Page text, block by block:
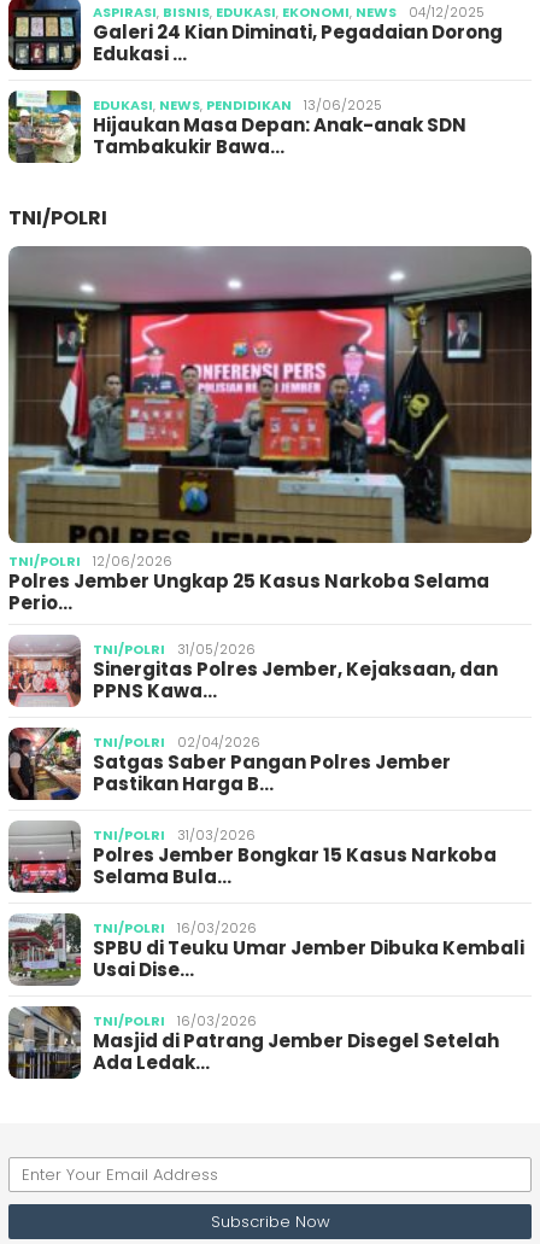
ASPIRASI, BISNIS, EDUKASI, EKONOMI, NEWS 04/12/2025
Galeri 24 Kian Diminati, Pegadaian Dorong
Edukasi …
EDUKASI, NEWS, PENDIDIKAN 13/06/2025
Hijaukan Masa Depan: Anak-anak SDN
Tambakukir Bawa…
TNI/POLRI
TNI/POLRI 12/06/2026
Polres Jember Ungkap 25 Kasus Narkoba Selama
Perio…
TNI/POLRI 31/05/2026
Sinergitas Polres Jember, Kejaksaan, dan
PPNS Kawa…
TNI/POLRI 02/04/2026
Satgas Saber Pangan Polres Jember
Pastikan Harga B…
TNI/POLRI 31/03/2026
Polres Jember Bongkar 15 Kasus Narkoba
Selama Bula…
TNI/POLRI 16/03/2026
SPBU di Teuku Umar Jember Dibuka Kembali
Usai Dise…
TNI/POLRI 16/03/2026
Masjid di Patrang Jember Disegel Setelah
Ada Ledak…